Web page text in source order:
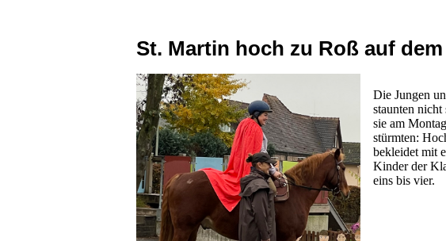
St. Martin hoch zu Roß auf
Die Jungen
staunten nicht
sie am
stürmten:
bekleidet mit
Kinder der
eins bis vier.